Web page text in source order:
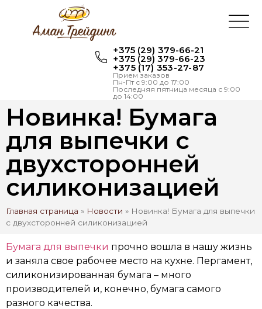
+375 (29) 379-66-21
+375 (29) 379-66-23
+375 (17) 353-27-87
Прием заказов
Пн-Пт с 9:00 до 17:00
Последняя пятница месяца с 9:00
до 14:00
Новинка! Бумага
для выпечки с
двухсторонней
силиконизацией
Главная страница » Новости » Новинка! Бумага для выпечки
с двухсторонней силиконизацией
Бумага для выпечки прочно вошла в нашу жизнь
и заняла свое рабочее место на кухне. Пергамент,
силиконизированная бумага – много
производителей и, конечно, бумага самого
разного качества.